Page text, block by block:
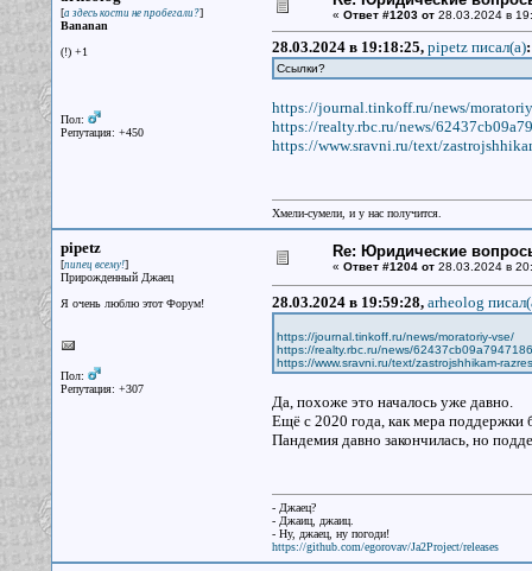
[а здесь кости не пробегали?]
Bananan
(!) +1
Пол:
Репутация: +450
« Ответ #1203 от28.03.2024 в
28.03.2024 в 19:18:25, pipetz писал(a):
Ссылки?
https://journal.tinkoff.ru/news/
https://realty.rbc.ru/news/
https://www.sravni.ru/text/
Хмели-сумели, и у нас получится.
pipetz
[пипец всему!]
Прирожденный Джаец
Я очень люблю этот Форум!
Пол:
Репутация: +307
Re: Юридические
« Ответ #1204 от28.03.2024 в
28.03.2024 в 19:59:28, arheolog
https://journal.tinkoff.ru/news/moratoriy-vse/
https://realty.rbc.ru/news/
https://www.sravni.ru/text/zastrojshhikam-
Да, похоже это началось уже давно.
Ещё с 2020 года, как мера поддержки
Пандемия давно закончилась, но
- Джаец?
- Джаиц, джаиц.
- Ну, джаец, ну погоди!
https://github.com/egorovav/Ja2Project/releases